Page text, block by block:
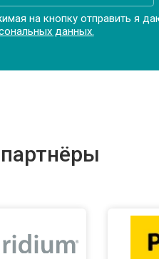
на кнопку отправить я
данных.